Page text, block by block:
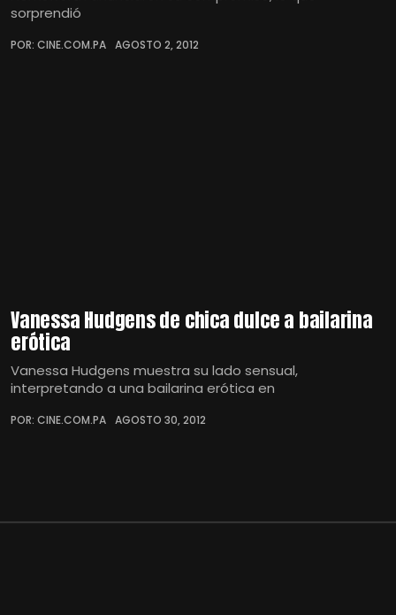
sorprendió
POR: CINE.COM.PA AGOSTO 2, 2012
Vanessa Hudgens de chica dulce a bailarina
erótica
Vanessa Hudgens muestra su lado sensual,
interpretando a una bailarina erótica en
POR: CINE.COM.PA AGOSTO 30, 2012